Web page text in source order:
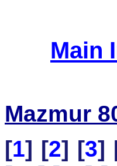
Main
Mazmur
[1] [2] [3]